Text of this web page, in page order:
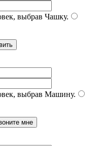
выбрав Чашку.
выбрав Машину.